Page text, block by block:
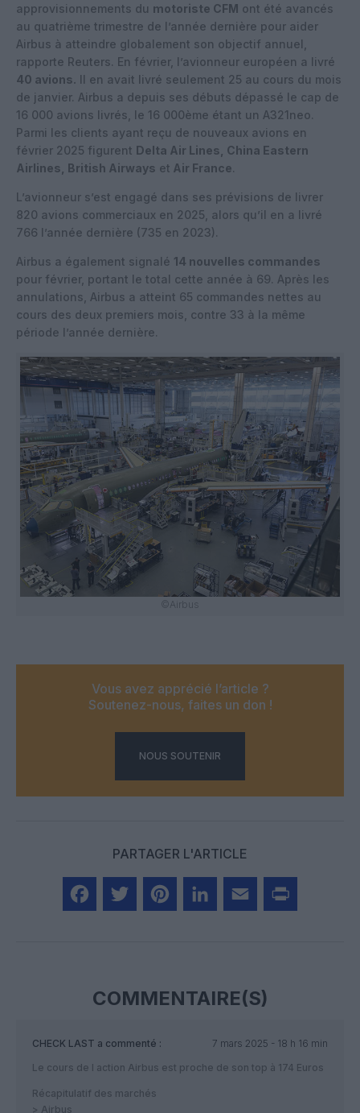
approvisionnements du motoriste CFM ont été avancés
au quatrième trimestre de l’année dernière pour aider
Airbus à atteindre globalement son objectif annuel,
rapporte Reuters. En février, l’avionneur européen a livré
40 avions. Il en avait livré seulement 25 au cours du mois
de janvier. Airbus a depuis ses débuts dépassé le cap de
16 000 avions livrés, le 16 000ème étant un A321neo.
Parmi les clients ayant reçu de nouveaux avions en
février 2025 figurent Delta Air Lines, China Eastern
Airlines, British Airways et Air France.
L’avionneur s’est engagé dans ses prévisions de livrer
820 avions commerciaux en 2025, alors qu’il en a livré
766 l’année dernière (735 en 2023).
Airbus a également signalé 14 nouvelles commandes
pour février, portant le total cette année à 69. Après les
annulations, Airbus a atteint 65 commandes nettes au
cours des deux premiers mois, contre 33 à la même
période l’année dernière.
©Airbus
Vous avez apprécié l’article ?
Soutenez-nous, faites un don !
NOUS SOUTENIR
PARTAGER L'ARTICLE
COMMENTAIRE(S)
CHECK LAST a commenté :
7 mars 2025 - 18 h 16 min
Le cours de l action Airbus est proche de son top à 174 Euros
Récapitulatif des marchés
> Airbus